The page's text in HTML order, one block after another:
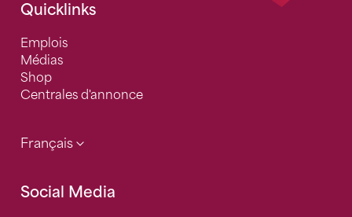
Quicklinks
Emplois
Médias
Shop
Centrales d'annonce
Français
Social Media